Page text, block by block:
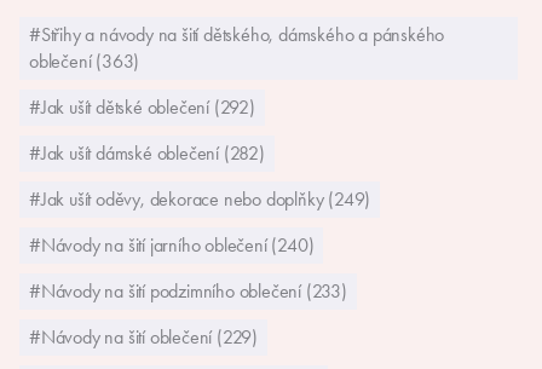
#Střihy a návody na šití dětského, dámského a pánského
oblečení (363)
#Jak ušít dětské oblečení (292)
#Jak ušít dámské oblečení (282)
#Jak ušít oděvy, dekorace nebo doplňky (249)
#Návody na šití jarního oblečení (240)
#Návody na šití podzimního oblečení (233)
#Návody na šití oblečení (229)